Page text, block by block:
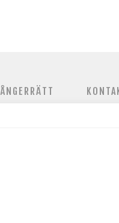
ÅNGERRÄTT